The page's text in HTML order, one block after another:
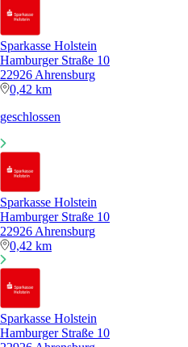
Sparkasse Holstein
Hamburger Straße 10
22926 Ahrensburg
0,42 km
geschlossen
Sparkasse Holstein
Hamburger Straße 10
22926 Ahrensburg
0,42 km
Sparkasse Holstein
Hamburger Straße 10